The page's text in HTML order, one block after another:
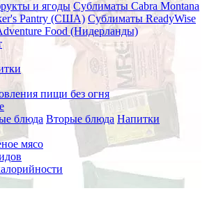
и ягоды Сублиматы Cabra Montana
Pantry (США) Сублиматы ReadyWise
Food (Нидерланды)
пищи без огня
блюда Вторые блюда Напитки
мясо